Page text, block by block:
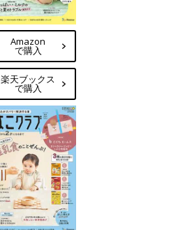
Amazon
で購入
楽天ブックス
で購入